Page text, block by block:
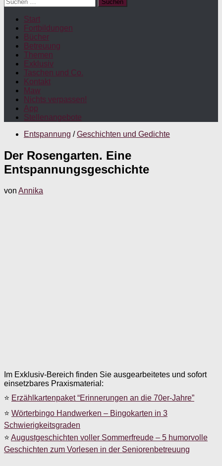
nach:
Start
Fortbildungen
Bücher
Betreuung
Themen
Exklusiv
Taschen und Co.
Kontakt
Maw
Nichts verpassen!
App
Stellenangebote
Entspannung / Geschichten und Gedichte
Der Rosengarten. Eine
Entspannungsgeschichte
von Annika
Im Exklusiv-Bereich finden Sie ausgearbeitetes und sofort
einsetzbares Praxismaterial:
⭐ Erzählkartenpaket “Erinnerungen an die 70er-Jahre”
⭐ Wörterbingo Handwerken – Bingokarten in 3
Schwierigkeitsgraden
⭐ Augustgeschichten voller Sommerfreude – 5 humorvolle
Geschichten zum Vorlesen in der Seniorenbetreuung